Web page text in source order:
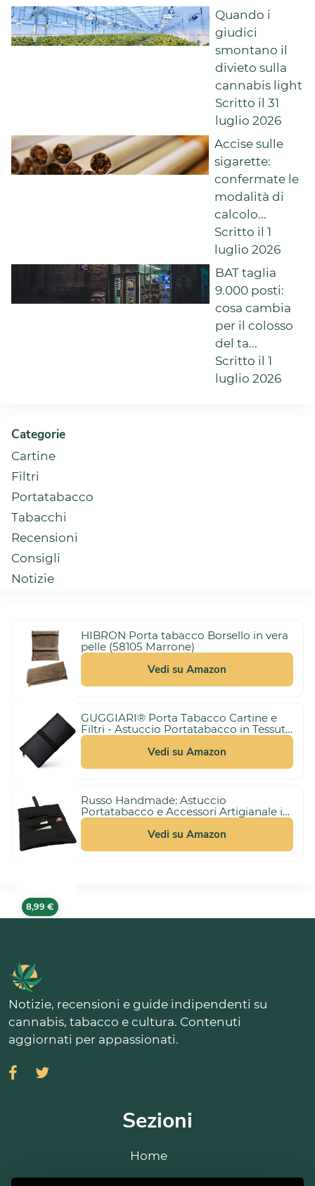
Quando i
giudici
smontano il
divieto sulla
cannabis light
Scritto il 31
luglio 2026
Accise sulle
sigarette:
confermate le
modalità di
calcolo...
Scritto il 1
luglio 2026
BAT taglia
9.000 posti:
cosa cambia
per il colosso
del ta...
Scritto il 1
luglio 2026
Categorie
Cartine
Filtri
Portatabacco
Tabacchi
Recensioni
Consigli
Notizie
10,99 €
3,00 €
(21%)
HIBRON Porta tabacco Borsello in vera
pelle (58105 Marrone)
Vedi su Amazon
10,99 €
GUGGIARI® Porta Tabacco Cartine e
Filtri - Astuccio Portatabacco in Tessuto
Realizzato a Mano - Porta Tabacco
Donna/Uomo (Pindot - Black)
Vedi su Amazon
8,99 €
Russo Handmade: Astuccio
Portatabacco e Accessori Artigianale in
Tessuto. Uomo/Donna con Doppia
Cerniera per Tabacco e Filtri, 4
Scomparti (Nero)
Vedi su Amazon
Notizie, recensioni e guide indipendenti su
cannabis, tabacco e cultura. Contenuti
aggiornati per appassionati.
Sezioni
Home